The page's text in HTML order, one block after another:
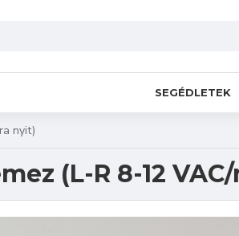
SEGÉDLETEK
nyit)
(L-R 8-12